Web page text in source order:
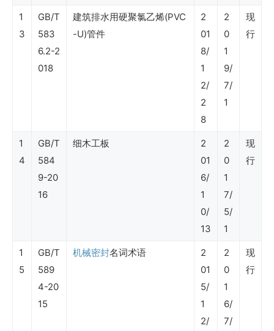
（天
1
3
GB/T
583
6.2-2
018
建筑排水用硬聚氯乙烯(PVC
-U)管件
2
01
8/
1
2/
2
8
2
0
1
9/
7/
1
现
行
1
4
GB/T
584
9-20
16
细木工板
2
01
6/
1
0/
13
2
0
1
7/
5/
1
现
行
1
5
GB/T
589
4-20
15
机械密封名词术语
2
01
5/
1
2/
2
0
1
6/
7/
现
行